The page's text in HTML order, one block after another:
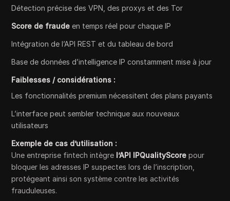
Détection précise des VPN, des proxys et des Tor
Score de fraude en temps réel pour chaque IP
Intégration de l’API REST et du tableau de bord
Base de données d’intelligence IP constamment mise à jour
Faiblesses / considérations :
Les fonctionnalités premium nécessitent des plans payants
L’interface peut sembler technique aux nouveaux
utilisateurs
Exemple de cas d’utilisation :
Une entreprise fintech intègre l’API IPQualityScore pour
bloquer les adresses IP suspectes lors de l’inscription,
protégeant ainsi son système contre les activités
frauduleuses.